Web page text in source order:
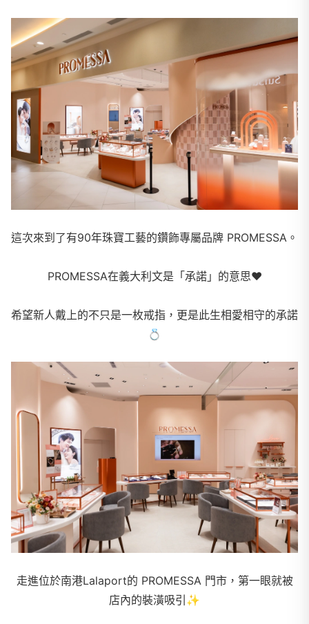
這次來到了有90年珠寶工藝的鑽飾專屬品牌 PROMESSA。
PROMESSA在義大利文是「承諾」的意思❤
希望新人戴上的不只是一枚戒指，更是此生相愛相守的承諾
💍
走進位於南港Lalaport的 PROMESSA 門市，第一眼就被
店內的裝潢吸引✨